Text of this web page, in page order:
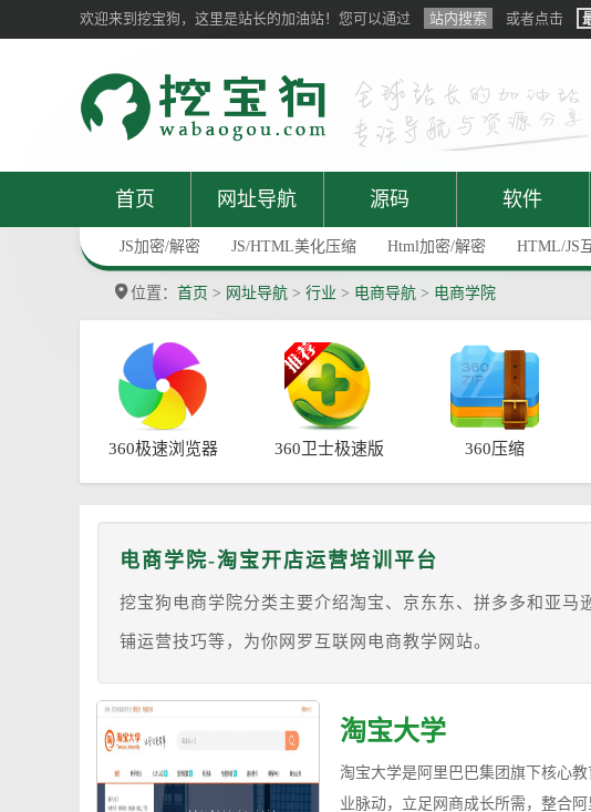
欢迎来到挖宝狗，这里是站长的加油站！您可以通过 站内搜索 或者点击
首页 网址导航 源码 软件
JS加密/解密 JS/HTML美化压缩 Html加密/解密 HTML/JS
位置： 首页 > 网址导航 > 行业 > 电商导航 > 电商学院
360极速浏览器 360卫士极速版 360压缩
电商学院-淘宝开店运营培训平台
挖宝狗电商学院分类主要介绍淘宝、京东东、拼多多和亚
铺运营技巧等，为你网罗互联网电商教学网站。
淘宝大学
淘宝大学是阿里巴巴集团旗下核心
业脉动，立足网商成长所需，整合